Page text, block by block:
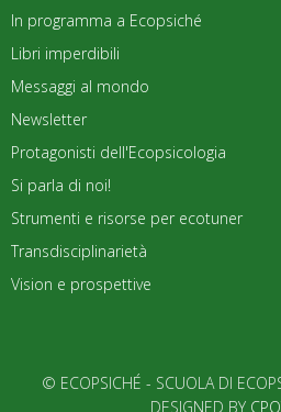
In programma a Ecopsiché
Libri imperdibili
Messaggi al mondo
Newsletter
Protagonisti dell'Ecopsicologia
Si parla di noi!
Strumenti e risorse per ecotuner
Transdisciplinarietà
Vision e prospettive
© ECOPSICHÉ - SCUOLA DI
DESIGNED BY